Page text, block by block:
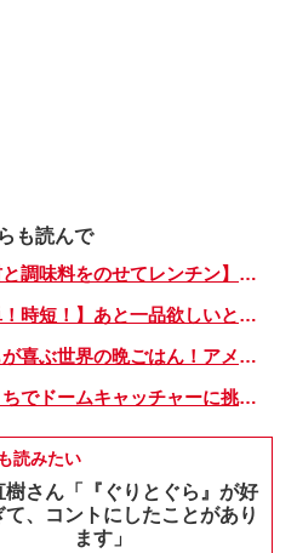
も読んで
【具材と調味料をのせてレンチン】ケチャップ×バターの王道味！「うどんナポリタン」のできあがり♪
【簡単！時短！】あと一品欲しいときにおすすめの「卵とレタスの炒めもの」のレシピ
子どもが喜ぶ世界の晩ごはん！アメリカのフライドチキン＆フライドポテト
【おうちでドームキャッチャーに挑戦だ】アンパンマン わくわくドームキャッチャー
読みたい
樹さん「『ぐりとぐら』が好
て、コントにしたことがあり
ます」